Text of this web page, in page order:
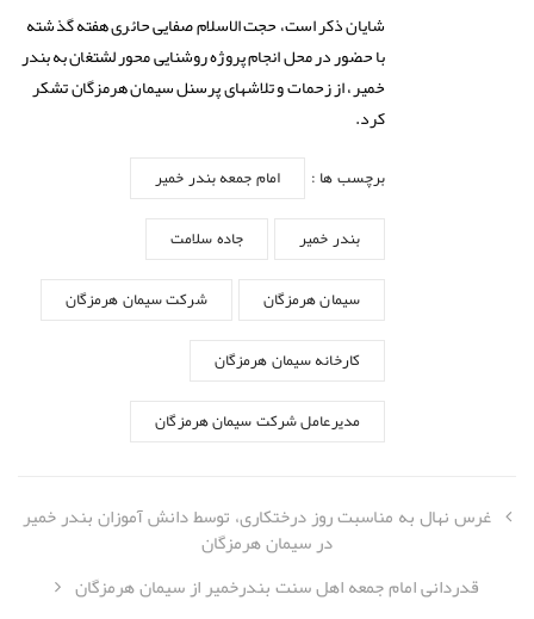
شایان ذکر است، حجت الاسلام صفایی حائری هفته گذشته
با حضور در محل انجام پروژه روشنایی محور لشتغان به بندر
خمیر، از زحمات و تلاشهای پرسنل سیمان هرمزگان تشکر
کرد.
برچسب ها : امام جمعه بندر خمیر
بندر خمیر جاده سلامت
سیمان هرمزگان شرکت سیمان هرمزگان
کارخانه سیمان هرمزگان
مدیرعامل شرکت سیمان هرمزگان
غرس نهال به مناسبت روز درختکاری، توسط دانش آموزان بندر خمیر
در سیمان هرمزگان
قدردانی امام جمعه اهل سنت بندرخمیر از سيمان هرمزگان